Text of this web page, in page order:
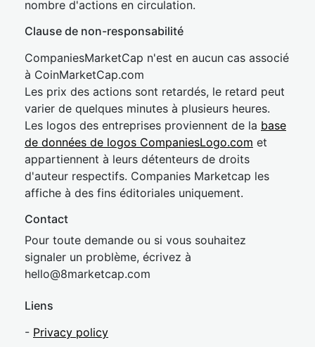
nombre d'actions en circulation.
Clause de non-responsabilité
CompaniesMarketCap n'est en aucun cas associé
à CoinMarketCap.com
Les prix des actions sont retardés, le retard peut
varier de quelques minutes à plusieurs heures.
Les logos des entreprises proviennent de la base
de données de logos CompaniesLogo.com et
appartiennent à leurs détenteurs de droits
d'auteur respectifs. Companies Marketcap les
affiche à des fins éditoriales uniquement.
Contact
Pour toute demande ou si vous souhaitez
signaler un problème, écrivez à
hello@8marketcap.com
Liens
- Privacy policy